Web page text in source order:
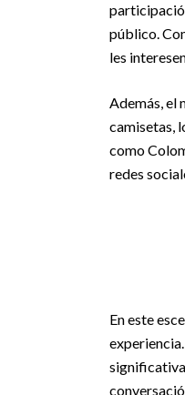
público.
les
Además, el
camisetas,
como
redes
En este